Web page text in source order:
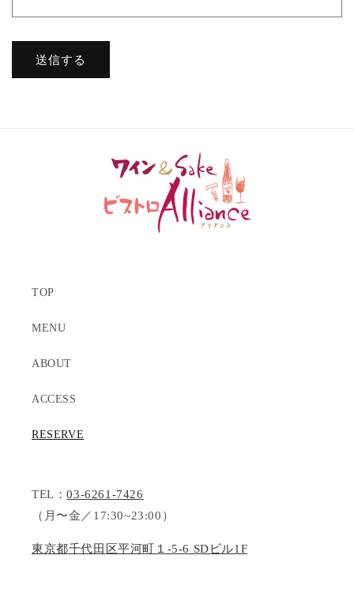
送信する
TOP
MENU
ABOUT
ACCESS
RESERVE
TEL：03-6261-7426
（月〜金／17:30~23:00）
東京都千代田区平河町１-5-6 SDビル1F